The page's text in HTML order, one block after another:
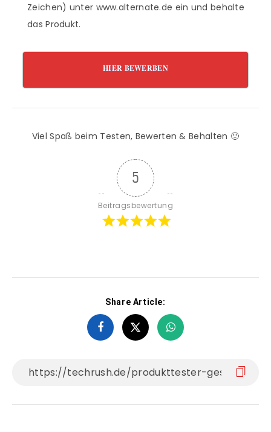
Zeichen) unter www.alternate.de ein und behalte
das Produkt.
HIER BEWERBEN
Viel Spaß beim Testen, Bewerten & Behalten 🙂
5
Beitragsbewertung
Share Article: